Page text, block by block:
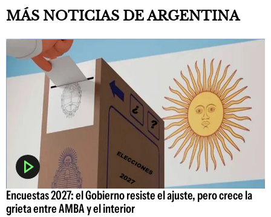
MÁS NOTICIAS DE ARGENTINA
Encuestas 2027: el Gobierno resiste el ajuste, pero crece la
grieta entre AMBA y el interior